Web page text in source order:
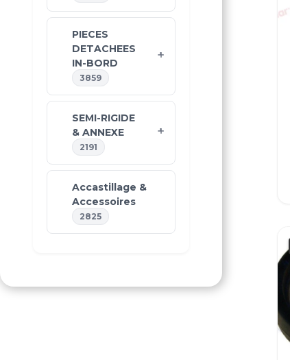
PIECES
DETACHEES
IN-BORD
3859
SEMI-RIGIDE
& ANNEXE
2191
Accastillage &
Accessoires
2825